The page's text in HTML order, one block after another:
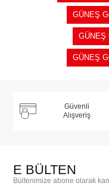
GÜNEŞ
GÜNEŞ
GÜNEŞ
Güvenli
Alışveriş
E BÜLTEN
Bültenimize abone olarak